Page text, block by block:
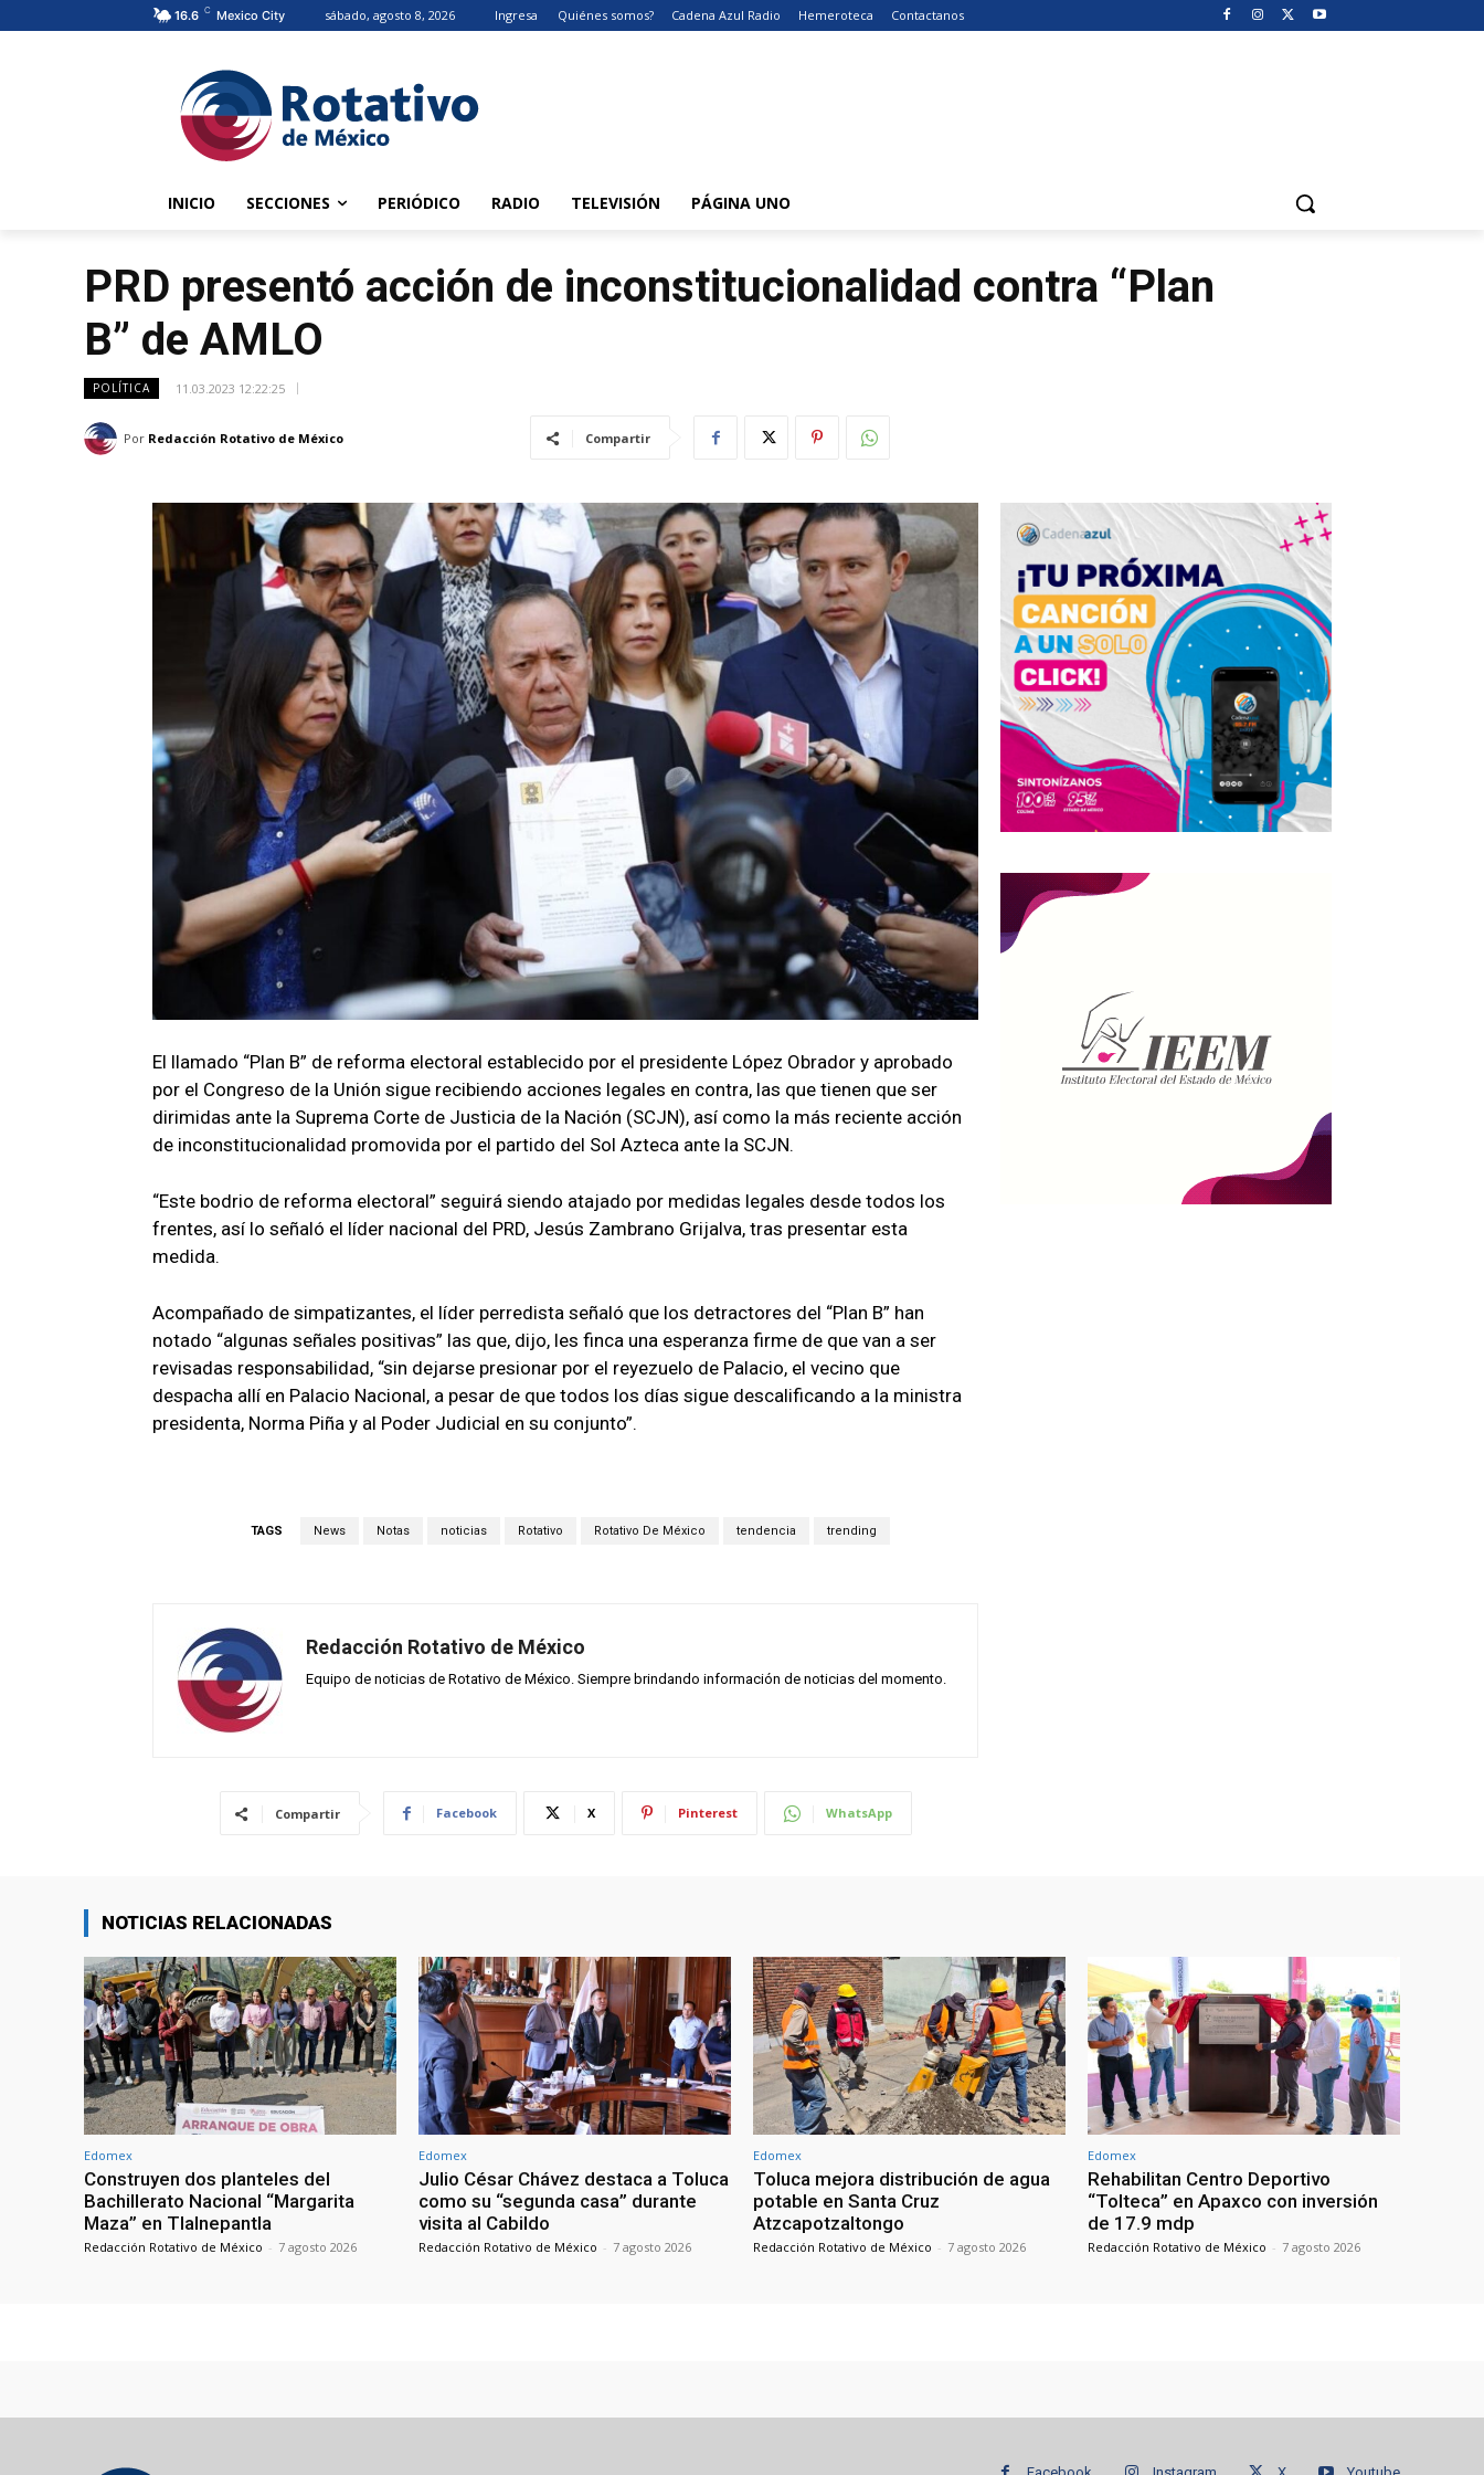
16.6 C Mexico City sábado, agosto 8, 2026 Ingresa Quiénes somos? Cadena Azul Radio Hemeroteca Contactanos
INICIO SECCIONES PERIÓDICO RADIO TELEVISIÓN PÁGINA UNO
PRD presentó acción de inconstitucionalidad contra “Plan
B” de AMLO
POLÍTICA 11.03.2023 12:22:25
Por Redacción Rotativo de México Compartir
El llamado “Plan B” de reforma electoral establecido por el presidente López Obrador y aprobado
por el Congreso de la Unión sigue recibiendo acciones legales en contra, las que tienen que ser
dirimidas ante la Suprema Corte de Justicia de la Nación (SCJN), así como la más reciente acción
de inconstitucionalidad promovida por el partido del Sol Azteca ante la SCJN.
“Este bodrio de reforma electoral” seguirá siendo atajado por medidas legales desde todos los
frentes, así lo señaló el líder nacional del PRD, Jesús Zambrano Grijalva, tras presentar esta
medida.
Acompañado de simpatizantes, el líder perredista señaló que los detractores del “Plan B” han
notado “algunas señales positivas” las que, dijo, les finca una esperanza firme de que van a ser
revisadas responsabilidad, “sin dejarse presionar por el reyezuelo de Palacio, el vecino que
despacha allí en Palacio Nacional, a pesar de que todos los días sigue descalificando a la ministra
presidenta, Norma Piña y al Poder Judicial en su conjunto”.
TAGS News Notas noticias Rotativo Rotativo De México tendencia trending
Redacción Rotativo de México
Equipo de noticias de Rotativo de México. Siempre brindando información de noticias del momento.
Compartir Facebook X Pinterest WhatsApp
NOTICIAS RELACIONADAS
Edomex
Construyen dos planteles del
Bachillerato Nacional “Margarita
Maza” en Tlalnepantla
Redacción Rotativo de México - 7 agosto 2026
Edomex
Julio César Chávez destaca a Toluca
como su “segunda casa” durante
visita al Cabildo
Redacción Rotativo de México - 7 agosto 2026
Edomex
Toluca mejora distribución de agua
potable en Santa Cruz
Atzcapotzaltongo
Redacción Rotativo de México - 7 agosto 2026
Edomex
Rehabilitan Centro Deportivo
“Tolteca” en Apaxco con inversión
de 17.9 mdp
Redacción Rotativo de México - 7 agosto 2026